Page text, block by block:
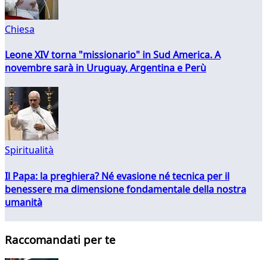
Chiesa
Leone XIV torna "missionario" in Sud America. A
novembre sarà in Uruguay, Argentina e Perù
Spiritualità
Il Papa: la preghiera? Né evasione né tecnica per il
benessere ma dimensione fondamentale della nostra
umanità
Raccomandati per te